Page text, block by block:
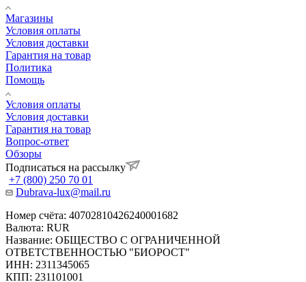
Магазины
Условия оплаты
Условия доставки
Гарантия на товар
Политика
Помощь
Условия оплаты
Условия доставки
Гарантия на товар
Вопрос-ответ
Обзоры
Подписаться на рассылку
+7 (800) 250 70 01
Dubrava-lux@mail.ru
Номер счёта: 40702810426240001682
Валюта: RUR
Название: ОБЩЕСТВО С ОГРАНИЧЕННОЙ
ОТВЕТСТВЕННОСТЬЮ "БИОРОСТ"
ИНН: 2311345065
КПП: 231101001